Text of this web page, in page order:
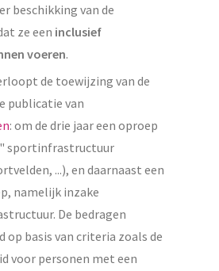
beschikking van de
ze een inclusief
voeren.
de toewijzing van de
publicatie van
: om de drie jaar een oproep
sportinfrastructuur
...), en daarnaast een
namelijk inzake
De bedragen
op basis van criteria zoals de
voor personen met een